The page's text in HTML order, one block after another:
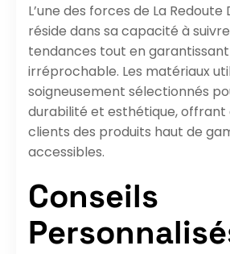
L’une des forces de La
réside dans sa capacité à
tendances tout en
irréprochable. Les matériaux
soigneusement sélectionnés
durabilité et esthétique, offrant
clients des produits haut de
accessibles.
Conseils